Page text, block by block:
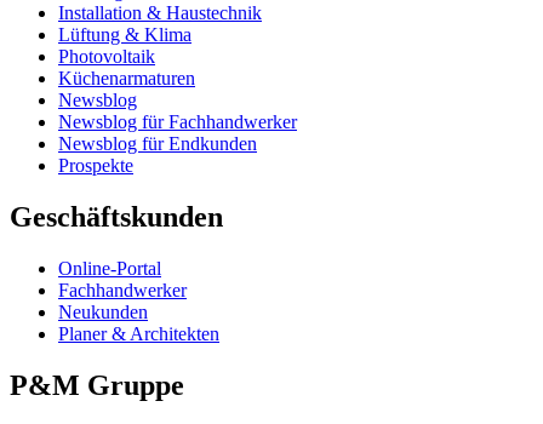
Installation & Haustechnik
Lüftung & Klima
Photovoltaik
Küchenarmaturen
Newsblog
Newsblog für Fachhandwerker
Newsblog für Endkunden
Prospekte
Geschäftskunden
Online-Portal
Fachhandwerker
Neukunden
Planer & Architekten
P&M Gruppe